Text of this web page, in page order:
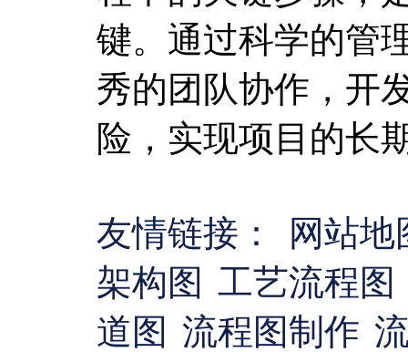
键。通过科学的管
秀的团队协作，开
险，实现项目的长
友情链接：
网站
架构图 工艺流程图
道图 流程图制作